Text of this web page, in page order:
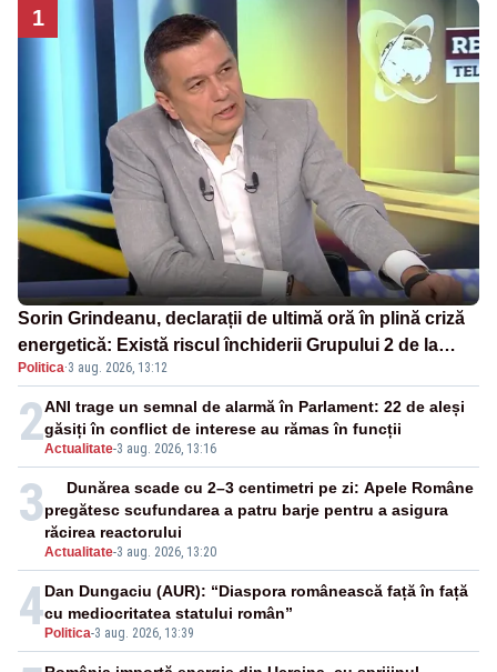
1
Sorin Grindeanu, declarații de ultimă oră în plină criză
energetică: Există riscul închiderii Grupului 2 de la
Cernavodă
Politica·3 aug. 2026, 13:12
2Actualitate-3 aug. 2026, 13:16
ANI trage un semnal de alarmă în Parlament: 22 de aleși
găsiți în conflict de interese au rămas în funcții
3
Actualitate-3 aug. 2026, 13:20
Dunărea scade cu 2–3 centimetri pe zi: Apele Române
pregătesc scufundarea a patru barje pentru a asigura
răcirea reactorului
4 Politica-3 aug. 2026, 13:39
Dan Dungaciu (AUR): “Diaspora românească față în față
cu mediocritatea statului român”